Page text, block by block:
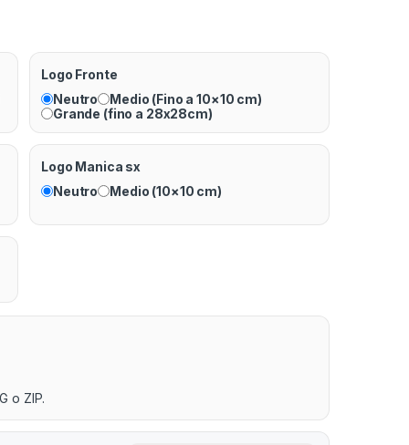
Logo Fronte
Neutro
Medio (Fino a 10×10 cm)
Grande (fino a 28x28cm)
Logo Manica sx
Neutro
Medio (10×10 cm)
o ZIP.